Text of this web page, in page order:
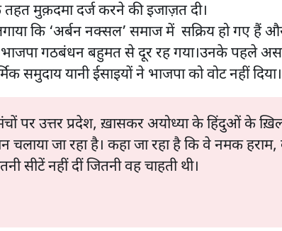
मुक़दमा दर्ज करने की इजाज़त दी।
कि ‘अर्बन नक्सल’ समाज में सक्रिय हो गए हैं
गठबंधन बहुमत से दूर रह गया।उनके पहले
समुदाय यानी ईसाइयों ने भाजपा को वोट नहीं दिया।
पर उत्तर प्रदेश, ख़ासकर अयोध्या के हिंदुओं के
चलाया जा रहा है। कहा जा रहा है कि वे नमक
सीटें नहीं दीं जितनी वह चाहती थी।